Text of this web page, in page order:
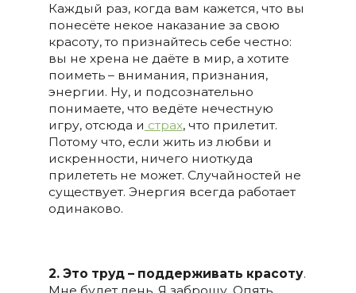
Каждый раз, когда вам кажется, что вы
понесёте некое наказание за свою
красоту, то признайтесь себе честно:
вы не хрена не даёте в мир, а хотите
поиметь – внимания, признания,
энергии. Ну, и подсознательно
понимаете, что ведёте нечестную
игру, отсюда и страх, что прилетит.
Потому что, если жить из любви и
искренности, ничего ниоткуда
прилететь не может. Случайностей не
существует. Энергия всегда работает
одинаково.
2. Это труд – поддерживать красоту.